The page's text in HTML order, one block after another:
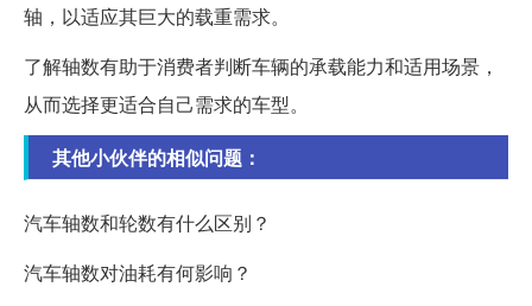
轴，以适应其巨大的载重需求。
了解轴数有助于消费者判断车辆的承载能力和适用场景，
从而选择更适合自己需求的车型。
其他小伙伴的相似问题：
汽车轴数和轮数有什么区别？
汽车轴数对油耗有何影响？